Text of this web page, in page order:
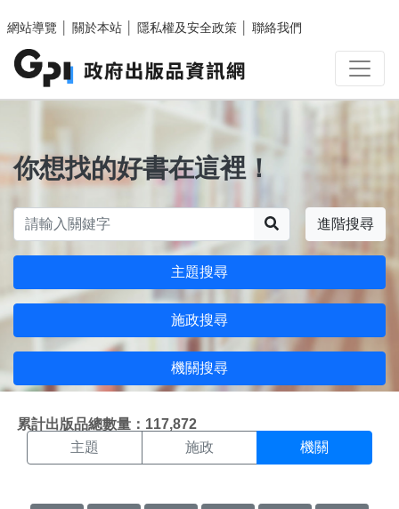
網站導覽
關於本站 隱私權及安全政策 聯絡我們
你想找的好書在這裡！
進階搜尋
主題搜尋
施政搜尋
機關搜尋
累計出版品總數量：117,872
機關搜尋結果頁面
主題 施政 機關